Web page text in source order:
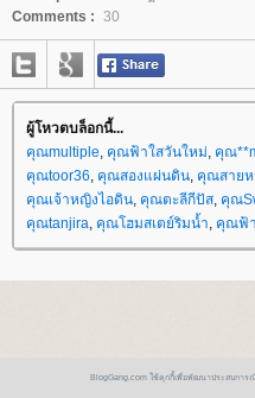
Comments : 30
ผู้โหวตบล็อกนี้...
คุณmultiple คุณฟ้าใสวันใหม่ คุณ
คุณtoor36 คุณสองแผ่นดิน คุณสายห
คุณเจ้าหญิงไอดิน คุณตะลีกีปัส คุณ
คุณtanjira คุณโฮมสเตย์ริมน้ำ คุณฟ้า
BlogGang.com ใช้คุกกี้เพื่อพัฒนาประสบการ